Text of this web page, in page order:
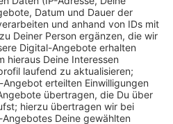
durch Fäkalien von Tier
sind. Der Große Silbersee
sauber. Auch während der
Wasserproben
aller Badegäste zu